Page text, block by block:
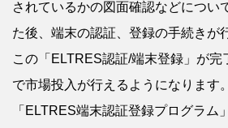
されているかの図面確認などについ
た後、端末の認証、登録の手続きが
この「ELTRES認証/端末登録」が完
で市場投入が行えるようになります。
「ELTRES端末認証登録プログラム